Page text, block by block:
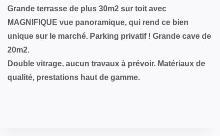
Grande terrasse de plus 30m2 sur toit avec
MAGNIFIQUE vue panoramique, qui rend ce bien
unique sur le marché. Parking privatif ! Grande cave de
20m2.
Double vitrage, aucun travaux à prévoir. Matériaux de
qualité, prestations haut de gamme.